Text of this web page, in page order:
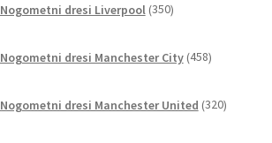
Nogometni dresi Liverpool 350izdelkov
Nogometni dresi Manchester City 458izdelkov
Nogometni dresi Manchester United 320izdelkov